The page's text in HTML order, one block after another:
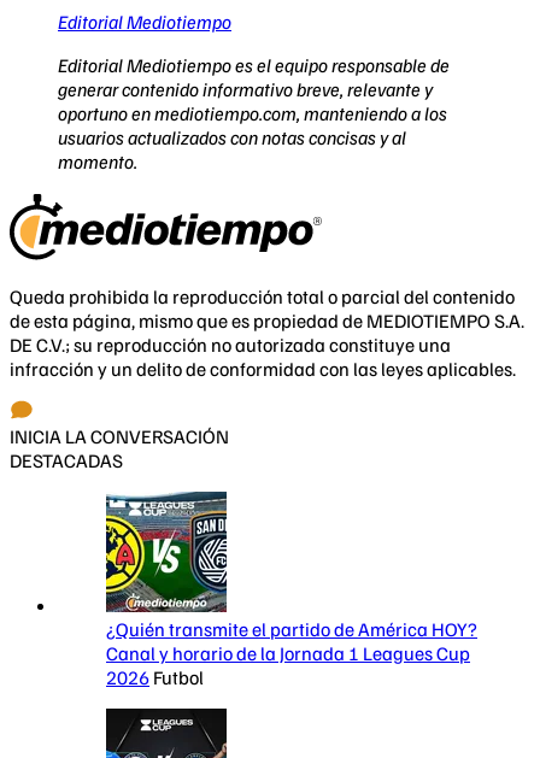
Editorial Mediotiempo
Editorial Mediotiempo es el equipo responsable de
generar contenido informativo breve, relevante y
oportuno en mediotiempo.com, manteniendo a los
usuarios actualizados con notas concisas y al
momento.
Queda prohibida la reproducción total o parcial del contenido
de esta página, mismo que es propiedad de MEDIOTIEMPO S.A.
DE C.V.; su reproducción no autorizada constituye una
infracción y un delito de conformidad con las leyes aplicables.
INICIA LA CONVERSACIÓN
DESTACADAS
¿Quién transmite el partido de América HOY?
Canal y horario de la Jornada 1 Leagues Cup
2026 Futbol